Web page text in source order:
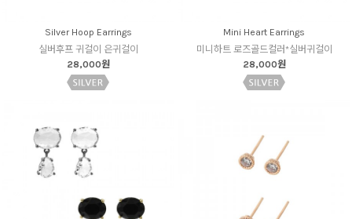
Silver Hoop Earrings
실버후프 귀걸이 은귀걸이
28,000원
Mini Heart Earrings
미니하트 로즈골드컬러*실버귀걸이
28,000원